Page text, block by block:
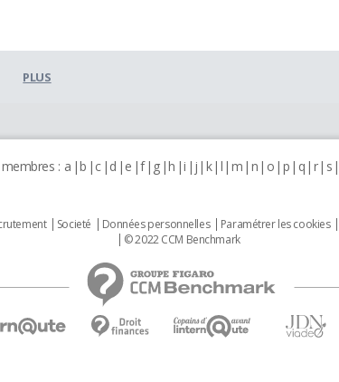
PLUS
: a b c d e f g h i j k l m n o p q r s
Societé Données personnelles Paramétrer les cookies
© 2022 CCM Benchmark